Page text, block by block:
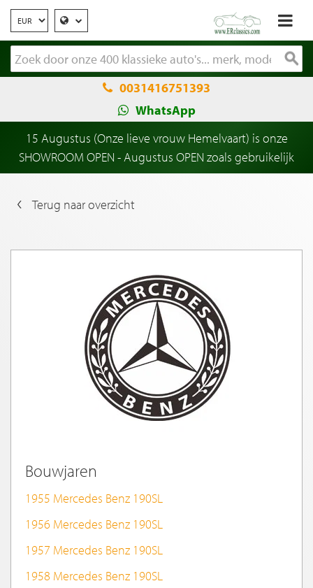
0031416751393
WhatsApp
15 Augustus (Onze lieve vrouw Hemelvaart) is onze
SHOWROOM OPEN - Augustus OPEN zoals gebruikelijk
Terug naar overzicht
Bouwjaren
1955 Mercedes Benz 190SL
1956 Mercedes Benz 190SL
1957 Mercedes Benz 190SL
1958 Mercedes Benz 190SL